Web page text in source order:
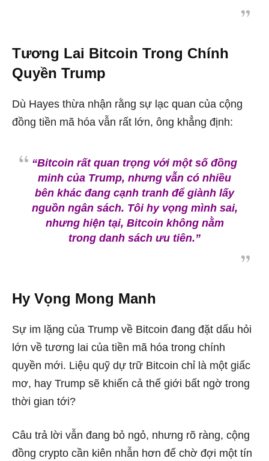
Tương Lai Bitcoin Trong Chính
Quyền Trump
Dù Hayes thừa nhận rằng sự lạc quan của cộng
đồng tiền mã hóa vẫn rất lớn, ông khẳng định:
“Bitcoin rất quan trọng với một số đồng
minh của Trump, nhưng vẫn có nhiều
bên khác đang cạnh tranh để giành lấy
nguồn ngân sách. Tôi hy vọng mình sai,
nhưng hiện tại, Bitcoin không nằm
trong danh sách ưu tiên.”
Hy Vọng Mong Manh
Sự im lặng của Trump về Bitcoin đang đặt dấu hỏi
lớn về tương lai của tiền mã hóa trong chính
quyền mới. Liệu quỹ dự trữ Bitcoin chỉ là một giấc
mơ, hay Trump sẽ khiến cả thế giới bất ngờ trong
thời gian tới?
Câu trả lời vẫn đang bỏ ngỏ, nhưng rõ ràng, cộng
đồng crypto cần kiên nhẫn hơn để chờ đợi một tín